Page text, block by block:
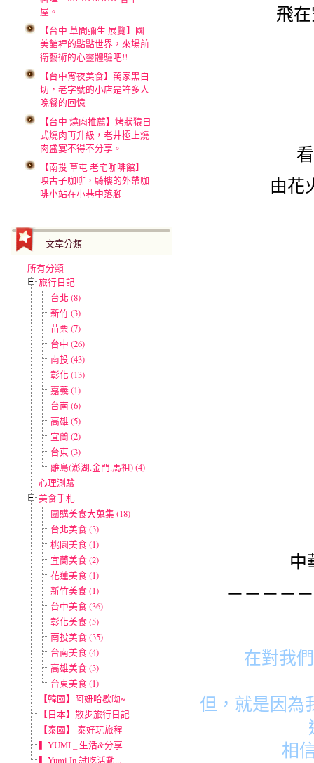
屋。
【台中 草間彌生 展覽】國
美館裡的點點世界，來場前
衛藝術的心靈體驗吧!!
【台中宵夜美食】萬家黑白
切，老字號的小店是許多人
晚餐的回憶
【台中 燒肉推薦】烤狀猿日
式燒肉再升級，老井極上燒
肉盛宴不得不分享。
【南投 草屯 老宅咖啡館】
映古子咖啡，騎樓的外帶咖
啡小站在小巷中落腳
文章分類
所有分類
旅行日記
台北 (8)
新竹 (3)
苗栗 (7)
台中 (26)
南投 (43)
彰化 (13)
嘉義 (1)
台南 (6)
高雄 (5)
宜蘭 (2)
台東 (3)
離島(澎湖.金門.馬祖) (4)
心理測驗
美食手札
團購美食大蒐集 (18)
台北美食 (3)
桃園美食 (1)
宜蘭美食 (2)
花蓮美食 (1)
新竹美食 (1)
台中美食 (36)
彰化美食 (5)
南投美食 (35)
台南美食 (4)
高雄美食 (3)
台東美食 (1)
【韓國】阿妞哈歇呦~
【日本】散步旅行日記
【泰國】 泰好玩旅程
▍YUMI _ 生活&分享
▍Yumi In 試吃活動...
飛
由花
中
－－－－
在對我
但，就是因為
相